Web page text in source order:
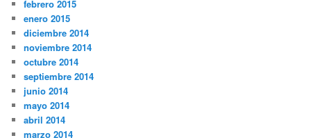
febrero 2015
enero 2015
diciembre 2014
noviembre 2014
octubre 2014
septiembre 2014
junio 2014
mayo 2014
abril 2014
marzo 2014